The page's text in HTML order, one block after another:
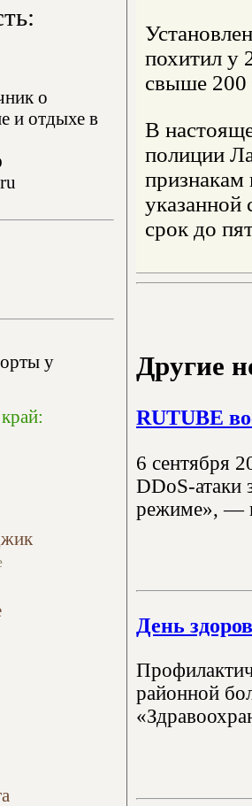
о
и отдыхе в
у
похитил у
свыше 200
В
полиции
указанной
срок до
Другие
RUTUBE
6 сентября
DDoS-атаки
режиме», —
День
районной